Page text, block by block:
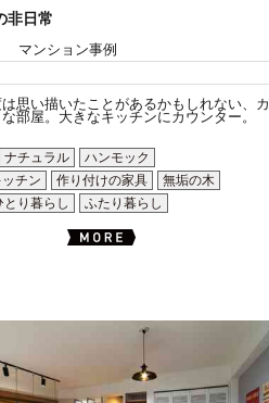
非日常
マンション事例
思い描いたことがあるかもしれない、カ
部屋。大きなキッチンにカウンター。
ナチュラル
ハンモック
チン
作り付けの家具
無垢の木
とり暮らし ふたり暮らし